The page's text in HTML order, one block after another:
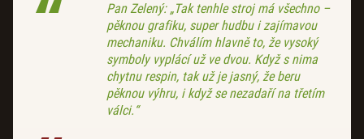
Pan Zelený: „Tak tenhle stroj má všechno –
pěknou grafiku, super hudbu i zajímavou
mechaniku. Chválím hlavně to, že vysoký
symboly vyplácí už ve dvou. Když s nima
chytnu respin, tak už je jasný, že beru
pěknou výhru, i když se nezadaří na třetím
válci.“